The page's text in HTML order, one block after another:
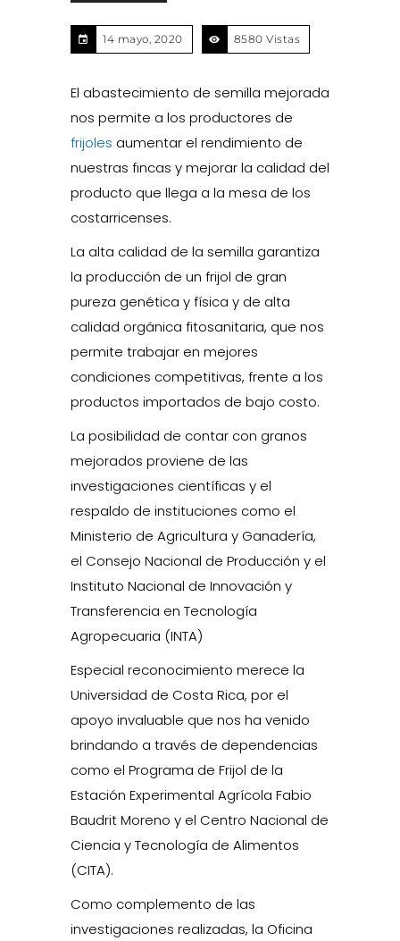
14 mayo, 2020 8580 Vistas
El abastecimiento de semilla mejorada
nos permite a los productores de
frijoles aumentar el rendimiento de
nuestras fincas y mejorar la calidad del
producto que llega a la mesa de los
costarricenses.
La alta calidad de la semilla garantiza
la producción de un frijol de gran
pureza genética y física y de alta
calidad orgánica fitosanitaria, que nos
permite trabajar en mejores
condiciones competitivas, frente a los
productos importados de bajo costo.
La posibilidad de contar con granos
mejorados proviene de las
investigaciones científicas y el
respaldo de instituciones como el
Ministerio de Agricultura y Ganadería,
el Consejo Nacional de Producción y el
Instituto Nacional de Innovación y
Transferencia en Tecnología
Agropecuaria (INTA)
Especial reconocimiento merece la
Universidad de Costa Rica, por el
apoyo invaluable que nos ha venido
brindando a través de dependencias
como el Programa de Frijol de la
Estación Experimental Agrícola Fabio
Baudrit Moreno y el Centro Nacional de
Ciencia y Tecnología de Alimentos
(CITA).
Como complemento de las
investigaciones realizadas, la Oficina